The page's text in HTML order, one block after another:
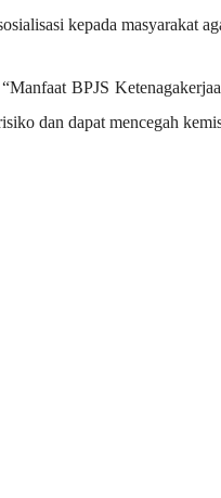
kepada masyarakat
“Manfaat BPJS
dan dapat mencegah